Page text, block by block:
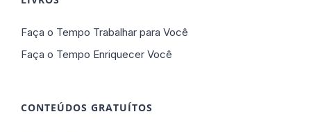
Faça o Tempo Trabalhar para Você
Faça o Tempo Enriquecer Você
CONTEÚDOS GRATUÍTOS